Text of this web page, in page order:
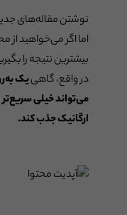
نوشتن مقاله‌های
اما اگر می‌خواهید
بیشترین نتیجه را
در واقع، گاهییک
می‌تواند خیلی
ارگانیک جذب کند.